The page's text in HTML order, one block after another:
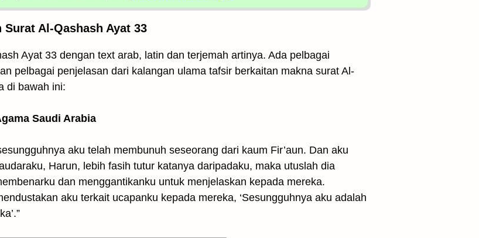
Al-Qashash Ayat 33
Ayat 33 dengan text arab, latin dan terjemah artinya. Ada pelbagai
pelbagai penjelasan dari kalangan ulama tafsir berkaitan makna surat Al-
di bawah ini:
Saudi Arabia
aku telah membunuh seseorang dari kaum Fir’aun. Dan aku
Harun, lebih fasih tutur katanya daripadaku, maka utuslah dia
dan menggantikanku untuk menjelaskan kepada mereka.
aku terkait ucapanku kepada mereka, ‘Sesungguhnya aku adalah